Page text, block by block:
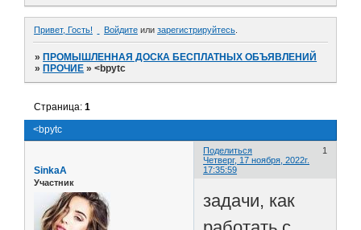
Привет, Гость! Войдите или зарегистрируйтесь
»ПРОМЫШЛЕННАЯ ДОСКА БЕСПЛАТНЫХ ОБЪЯВЛЕНИЙ
»ПРОЧИЕ »<bpytc
<bpytc
Страница:1
Поделиться
1
Четверг, 17 ноября, 2022г.
17:35:59
SinkaA
Участник
задачи, как